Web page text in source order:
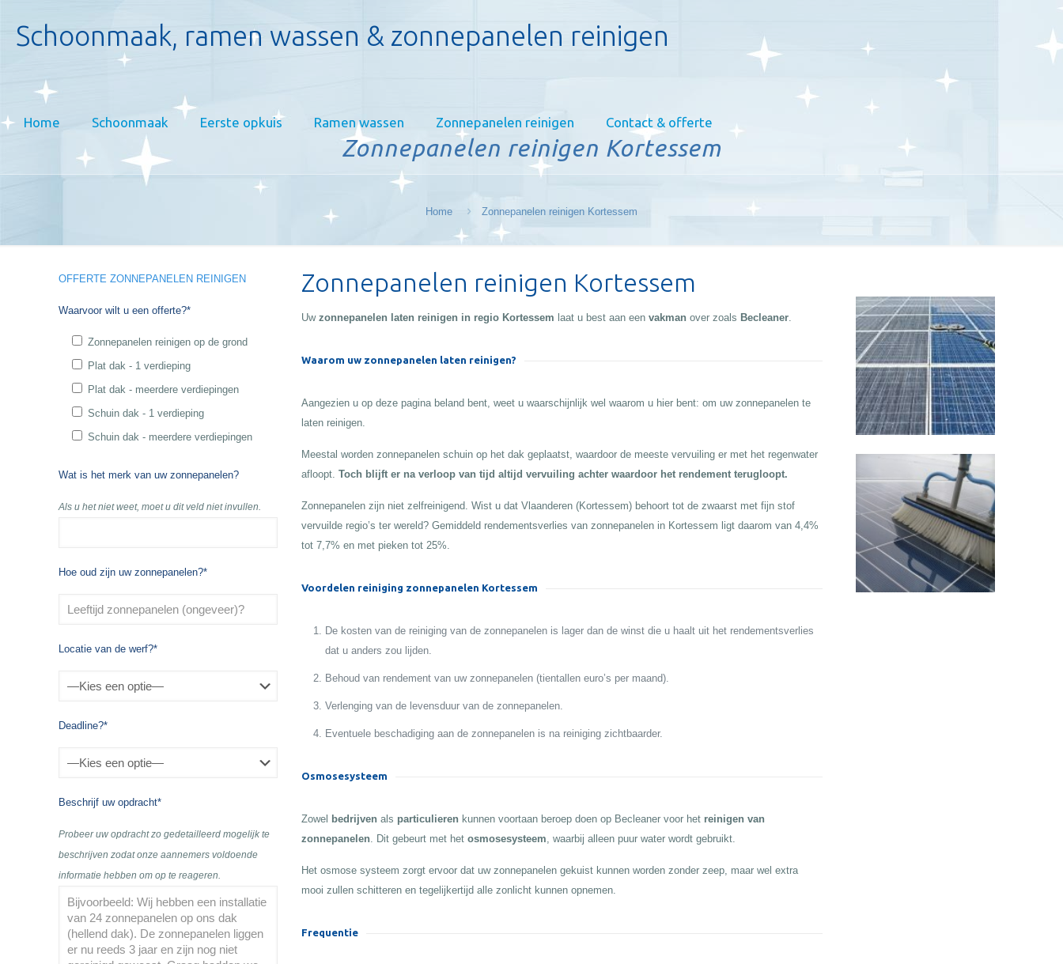
Schoonmaak, ramen wassen & zonnepanelen reinigen
Home Schoonmaak Eerste opkuis Ramen wassen Zonnepanelen reinigen Contact & offerte
Zonnepanelen reinigen Kortessem
Home Zonnepanelen reinigen Kortessem
OFFERTE ZONNEPANELEN REINIGEN
Waarvoor wilt u een offerte?*
Zonnepanelen reinigen op de grond
Plat dak - 1 verdieping
Plat dak - meerdere verdiepingen
Schuin dak - 1 verdieping
Schuin dak - meerdere verdiepingen
Wat is het merk van uw zonnepanelen?
Als u het niet weet, moet u dit veld niet invullen.
Hoe oud zijn uw zonnepanelen?*
Locatie van de werf?*
Deadline?*
Beschrijf uw opdracht*
Probeer uw opdracht zo gedetailleerd mogelijk te
beschrijven zodat onze aannemers voldoende
informatie hebben om op te reageren.
Zonnepanelen reinigen Kortessem
Uw zonnepanelen laten reinigen in regio Kortessem laat u best aan een vakman over zoals Becleaner.
Waarom uw zonnepanelen laten reinigen?
Aangezien u op deze pagina beland bent, weet u waarschijnlijk wel waarom u hier bent: om uw zonnepanelen te
laten reinigen.
Meestal worden zonnepanelen schuin op het dak geplaatst, waardoor de meeste vervuiling er met het regenwater
afloopt. Toch blijft er na verloop van tijd altijd vervuiling achter waardoor het rendement terugloopt.
Zonnepanelen zijn niet zelfreinigend. Wist u dat Vlaanderen (Kortessem) behoort tot de zwaarst met fijn stof
vervuilde regio’s ter wereld? Gemiddeld rendementsverlies van zonnepanelen in Kortessem ligt daarom van 4,4%
tot 7,7% en met pieken tot 25%.
Voordelen reiniging zonnepanelen Kortessem
De kosten van de reiniging van de zonnepanelen is lager dan de winst die u haalt uit het rendementsverlies
dat u anders zou lijden.
Behoud van rendement van uw zonnepanelen (tientallen euro’s per maand).
Verlenging van de levensduur van de zonnepanelen.
Eventuele beschadiging aan de zonnepanelen is na reiniging zichtbaarder.
Osmosesysteem
Zowel bedrijven als particulieren kunnen voortaan beroep doen op Becleaner voor het reinigen van
zonnepanelen. Dit gebeurt met het osmosesysteem, waarbij alleen puur water wordt gebruikt.
Het osmose systeem zorgt ervoor dat uw zonnepanelen gekuist kunnen worden zonder zeep, maar wel extra
mooi zullen schitteren en tegelijkertijd alle zonlicht kunnen opnemen.
Frequentie